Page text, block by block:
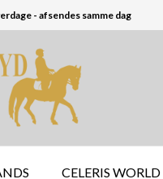
- afsendes samme dag
CELERIS WORLD